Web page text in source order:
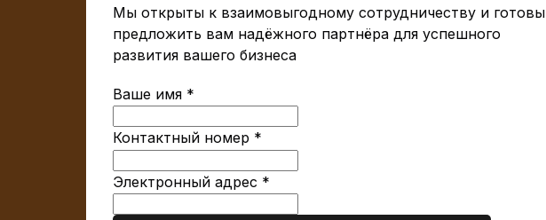
Мы открыты к взаимовыгодному сотрудничеству и готовы
предложить вам надёжного партнёра для успешного
развития вашего бизнеса
Ваше имя *
Контактный номер *
Электронный адрес *